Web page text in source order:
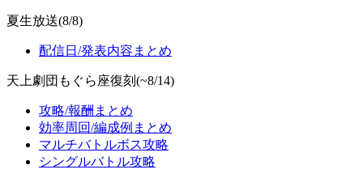
夏生放送(8/8)
配信日/発表内容まとめ
天上劇団もぐら座復刻(~8/14)
攻略/報酬まとめ
効率周回/編成例まとめ
マルチバトルボス攻略
シングルバトル攻略